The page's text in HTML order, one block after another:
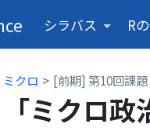
シラバス R
ミクロ [前期] 第10回課題
「ミクロ